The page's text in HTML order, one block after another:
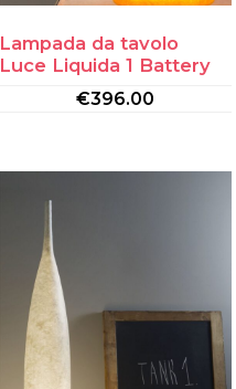
Lampada da tavolo
Luce Liquida 1 Battery
€396.00